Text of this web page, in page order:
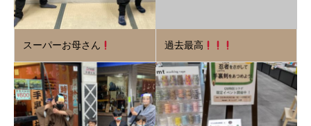
スーパーお母さん 過去最高